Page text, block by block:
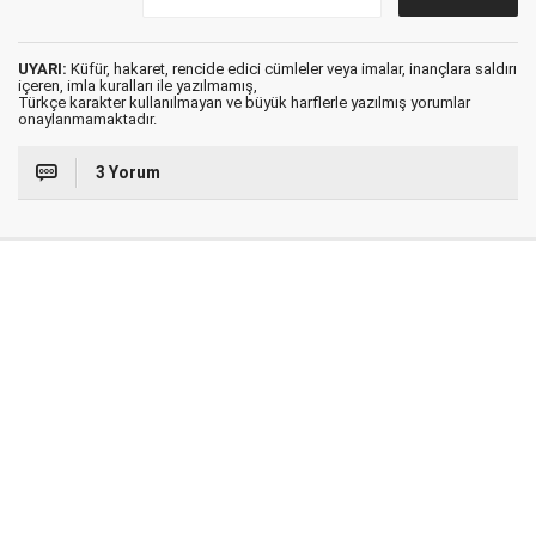
UYARI: Küfür, hakaret, rencide edici cümleler veya imalar, inançlara saldırı
içeren, imla kuralları ile yazılmamış,
Türkçe karakter kullanılmayan ve büyük harflerle yazılmış yorumlar
onaylanmamaktadır.
3 Yorum